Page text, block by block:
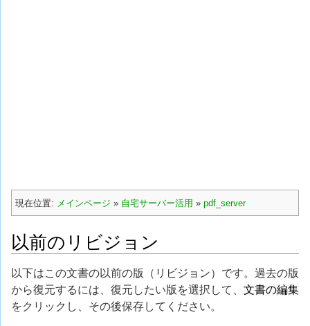
現在位置: メインページ » 自宅サーバー活用 » pdf_server
以前のリビジョン
以下はこの文書の以前の版（リビジョン）です。過去の版
から復元するには、復元したい版を選択して、 文書の編集
をクリックし、その後保存してください。